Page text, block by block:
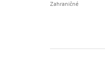
Zahraničné